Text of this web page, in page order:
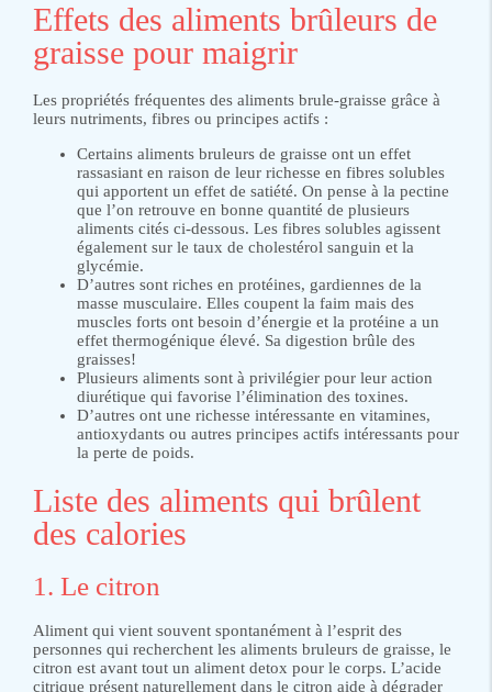
Effets des aliments brûleurs de
graisse pour maigrir
Les propriétés fréquentes des aliments brule-graisse grâce à
leurs nutriments, fibres ou principes actifs :
Certains aliments bruleurs de graisse ont un effet
rassasiant en raison de leur richesse en fibres solubles
qui apportent un effet de satiété. On pense à la pectine
que l’on retrouve en bonne quantité de plusieurs
aliments cités ci-dessous. Les fibres solubles agissent
également sur le taux de cholestérol sanguin et la
glycémie.
D’autres sont riches en protéines, gardiennes de la
masse musculaire. Elles coupent la faim mais des
muscles forts ont besoin d’énergie et la protéine a un
effet thermogénique élevé. Sa digestion brûle des
graisses!
Plusieurs aliments sont à privilégier pour leur action
diurétique qui favorise l’élimination des toxines.
D’autres ont une richesse intéressante en vitamines,
antioxydants ou autres principes actifs intéressants pour
la perte de poids.
Liste des aliments qui brûlent
des calories
1. Le citron
Aliment qui vient souvent spontanément à l’esprit des
personnes qui recherchent les aliments bruleurs de graisse, le
citron est avant tout un aliment detox pour le corps. L’acide
citrique présent naturellement dans le citron aide à dégrader